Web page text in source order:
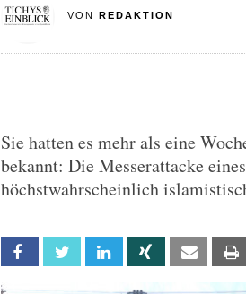
VON REDAKTION
Sie hatten es mehr als eine
bekannt: Die Messerattacke
höchstwahrscheinlich
Facebook Twitter Linkedin Xing Email